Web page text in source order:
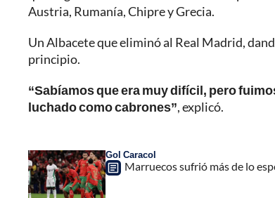
Austria, Rumanía, Chipre y Grecia.
Un Albacete que eliminó al Real Madrid,
principio.
“Sabíamos que era muy difícil, pero
luchado como cabrones”, explicó.
Gol Caracol
Marruecos sufrió más de lo